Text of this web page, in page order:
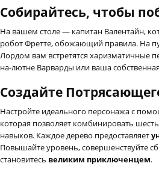
Собирайтесь, чтобы
На вашем столе — капитан Валентайн,
робот Фретте, обожающий правила. На
Лордом вам встретятся харизматичные
на-лютне Варварды или ваша
Создайте
Настройте идеального персонажа с
которая позволяет комбинировать
навыков. Каждое дерево предоставляет
Повышайте уровень, совершенствуйте
становитесь великим приключенцем.